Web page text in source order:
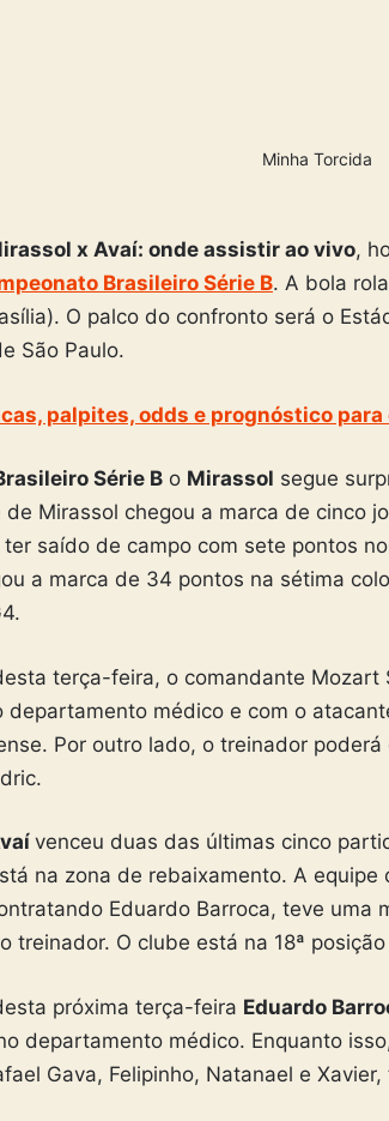
Minha Torcida
x Avaí: onde assistir ao vivo,
Brasileiro Série B. A bola
O palco do confronto será o
São Paulo.
palpites, odds e prognóstico para
Série B o Mirassol segue
de Mirassol chegou a marca de cinco
saído de campo com sete pontos
a marca de 34 pontos na sétima
terça-feira, o comandante
departamento médico e com o
Por outro lado, o treinador
venceu duas das últimas cinco
na zona de rebaixamento. A
Eduardo Barroca, teve uma
treinador. O clube está na 18ª
próxima terça-feira Eduardo
departamento médico. Enquanto
Gava, Felipinho, Natanael e